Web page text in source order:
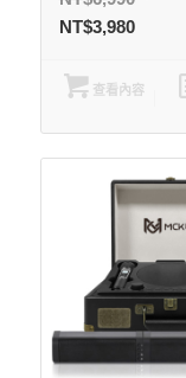
NT$3,980
查看內容